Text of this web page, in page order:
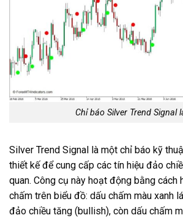
Chỉ báo Silver Trend Signal
Silver Trend Signal là một chỉ báo kỹ
thiết kế để cung cấp các tín hiệu đảo
quan. Công cụ này hoạt động bằng cách
chấm trên biểu đồ: dấu chấm màu xanh
đảo chiều tăng (bullish), còn dấu chấm